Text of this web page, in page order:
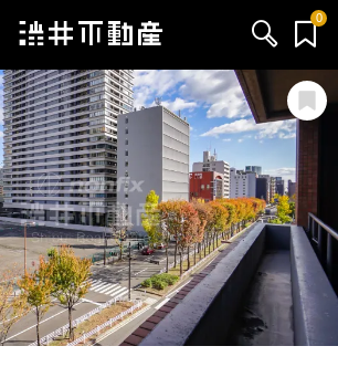
0
物件 お問い合わせ
内容
動産のメンバー